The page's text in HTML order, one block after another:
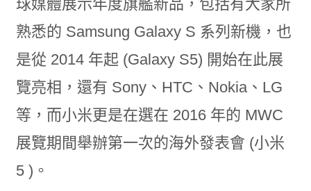
球媒體展示年度旗艦新品，包括有大家所
熟悉的 Samsung Galaxy S 系列新機，也
是從 2014 年起 (Galaxy S5) 開始在此展
覽亮相，還有 Sony、HTC、Nokia、LG
等，而小米更是在選在 2016 年的 MWC
展覽期間舉辦第一次的海外發表會 (小米
5 )。